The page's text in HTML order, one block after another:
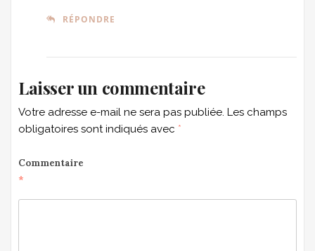
RÉPONDRE
Laisser un commentaire
Votre adresse e-mail ne sera pas publiée. Les champs
obligatoires sont indiqués avec *
Commentaire
*